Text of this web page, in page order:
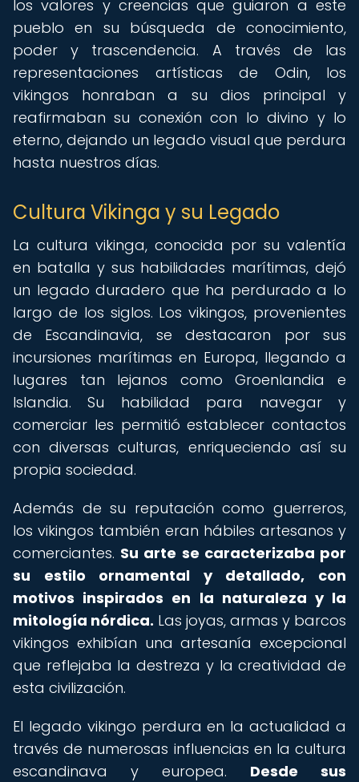
los valores y creencias que guiaron a este
pueblo en su búsqueda de conocimiento,
poder y trascendencia. A través de las
representaciones artísticas de Odin, los
vikingos honraban a su dios principal y
reafirmaban su conexión con lo divino y lo
eterno, dejando un legado visual que perdura
hasta nuestros días.
Cultura Vikinga y su Legado
La cultura vikinga, conocida por su valentía
en batalla y sus habilidades marítimas, dejó
un legado duradero que ha perdurado a lo
largo de los siglos. Los vikingos, provenientes
de Escandinavia, se destacaron por sus
incursiones marítimas en Europa, llegando a
lugares tan lejanos como Groenlandia e
Islandia. Su habilidad para navegar y
comerciar les permitió establecer contactos
con diversas culturas, enriqueciendo así su
propia sociedad.
Además de su reputación como guerreros,
los vikingos también eran hábiles artesanos y
comerciantes. Su arte se caracterizaba por
su estilo ornamental y detallado, con
motivos inspirados en la naturaleza y la
mitología nórdica. Las joyas, armas y barcos
vikingos exhibían una artesanía excepcional
que reflejaba la destreza y la creatividad de
esta civilización.
El legado vikingo perdura en la actualidad a
través de numerosas influencias en la cultura
escandinava y europea. Desde sus